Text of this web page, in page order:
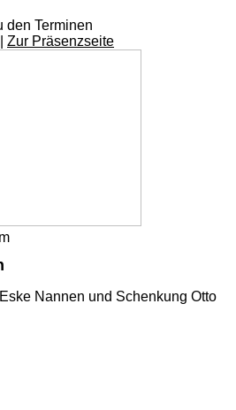
den Terminen
Zur Präsenzseite
Nannen und Schenkung Otto